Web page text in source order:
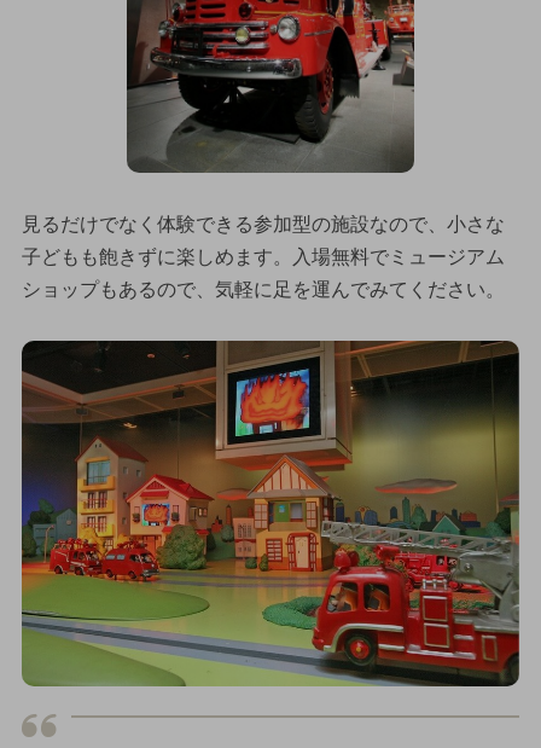
見るだけでなく体験できる参加型の施設なので、小さな
子どもも飽きずに楽しめます。入場無料でミュージアム
ショップもあるので、気軽に足を運んでみてください。